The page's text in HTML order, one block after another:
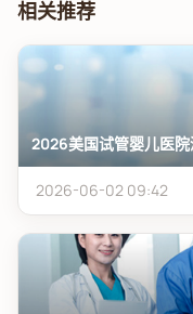
相关推荐
2026美国试管婴儿医
2026-06-02 09:42